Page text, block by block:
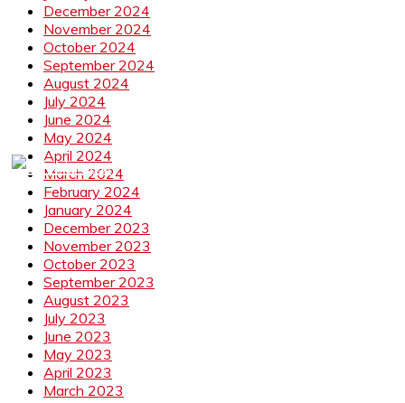
December 2024
November 2024
October 2024
September 2024
August 2024
July 2024
June 2024
May 2024
April 2024
March 2024
February 2024
January 2024
December 2023
November 2023
October 2023
September 2023
August 2023
July 2023
June 2023
May 2023
April 2023
March 2023